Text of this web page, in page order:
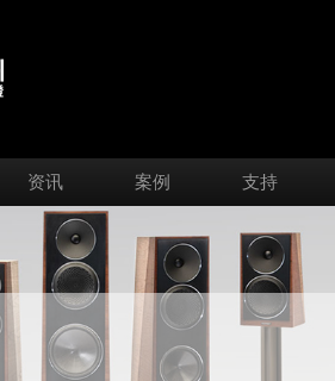
资讯 案例 支持